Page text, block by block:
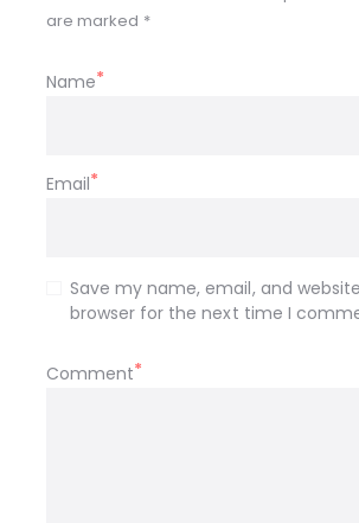
are marked *
Name
Email
Save my name, email, and
browser for the next time I
Comment